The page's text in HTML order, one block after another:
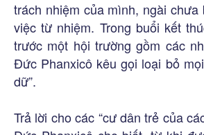
trách nhiệm của mình, ngài chưa
việc từ nhiệm. Trong buổi kết
trước một hội trường gồm các
Đức Phanxicô kêu gọi loại bỏ
dữ”.
Trả lời cho các “cư dân trẻ của